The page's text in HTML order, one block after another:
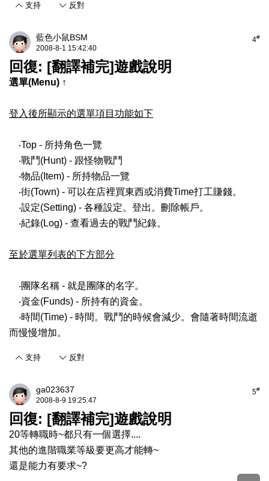
支持 反對
4#
藍色小鼠BSM
2008-8-1 15:42:40
回復: [翻譯補完]遊戲說明
選單(Menu) ↑
登入後所顯示的選單項目功能如下
‧Top - 所持角色一覽
‧戰鬥(Hunt) - 跟怪物戰鬥
‧物品(Item) - 所持物品一覽
‧街(Town) - 可以在店裡買東西或消費Time打工賺錢。
‧設定(Setting) - 各種設定。登出。刪除帳戶。
‧紀錄(Log) - 查看過去的戰鬥紀錄。
至於選單列表的下方部分
‧團隊名稱 - 就是團隊的名字。
‧資金(Funds) - 所持有的資金。
‧時間(Time) - 時間。戰鬥的時候會減少。會隨著時間流逝
而慢慢增加。
支持 反對
5#
ga023637
2008-8-9 19:25:47
回復: [翻譯補完]遊戲說明
20等轉職時~都只有一個選擇....
其他的進階職業等級要更高才能轉~
還是能力有要求~?